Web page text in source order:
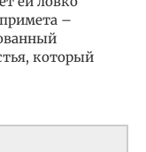
–
который